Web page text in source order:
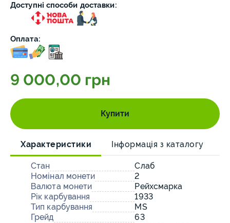
Доступні способи доставки:
Оплата:
9 000,00 грн
Купити
Характеристики Інформація з каталогу
Стан
Слаб
Номінал монети
2
Валюта монети
Рейхсмарка
Рік карбування
1933
Тип карбування
MS
Грейд
63